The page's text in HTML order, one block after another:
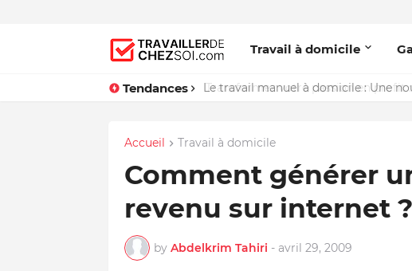
Travail à domicile
Tendances Le travail manuel à domicile : Une
Accueil Travail à domicile
Comment générer
revenu sur internet ?
by Abdelkrim Tahiri - avril 29, 2009